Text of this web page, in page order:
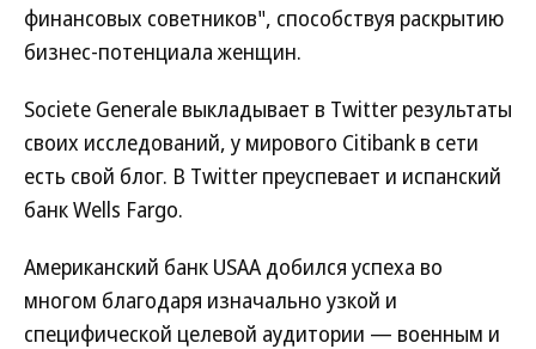
финансовых советников", способствуя раскрытию
бизнес-потенциала женщин.
Societe Generale выкладывает в Twitter результаты
своих исследований, у мирового Citibank в сети
есть свой блог. В Twitter преуспевает и испанский
банк Wells Fargo.
Американский банк USAA добился успеха во
многом благодаря изначально узкой и
специфической целевой аудитории — военным и